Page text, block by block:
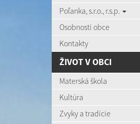
Poľanka, s.r.o., r.s.p.
Osobnosti obce
Kontakty
ŽIVOT V OBCI
Materská škola
Kultúra
Zvyky a tradície